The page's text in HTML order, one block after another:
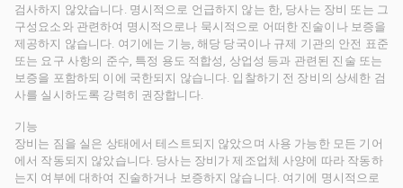
검사하지 않았습니다. 명시적으로 언급하지 않는 한, 당사는 장비 또는 그
구성요소와 관련하여 명시적으로나 묵시적으로 어떠한 진술이나 보증을
제공하지 않습니다. 여기에는 기능, 해당 당국이나 규제 기관의 안전 표준
또는 요구 사항의 준수, 특정 용도 적합성, 상업성 등과 관련된 진술 또는
보증을 포함하되 이에 국한되지 않습니다. 입찰하기 전 장비의 상세한 검
사를 실시하도록 강력히 권장합니다.
기능
장비는 짐을 실은 상태에서 테스트되지 않았으며 사용 가능한 모든 기어
에서 작동되지 않았습니다. 당사는 장비가 제조업체 사양에 따라 작동하
는지 여부에 대하여 진술하거나 보증하지 않습니다. 여기에 명시적으로